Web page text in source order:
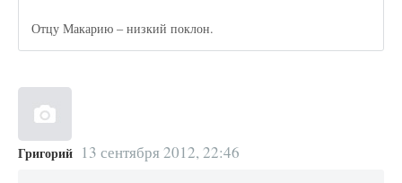
Отцу Макарию – низкий поклон.
Григорий 13 сентября 2012, 22:46